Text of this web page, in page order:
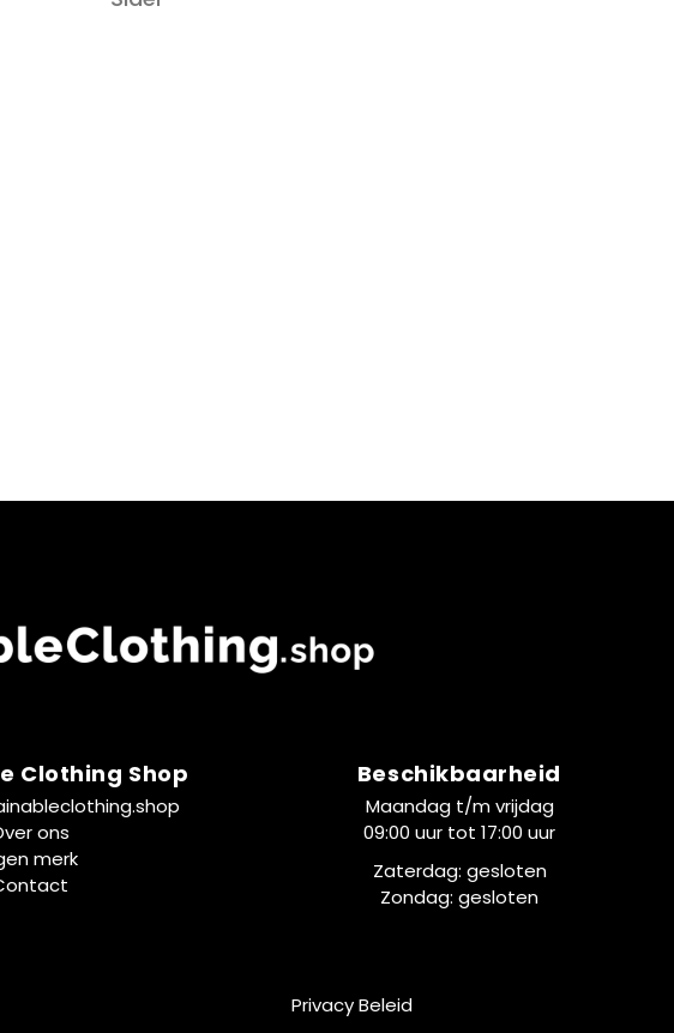
Clothing Shop
ons
merk
Beschikbaarheid
Maandag t/m vrijdag
09:00 uur tot 17:00 uur
Zaterdag: gesloten
Zondag: gesloten
Privacy Beleid